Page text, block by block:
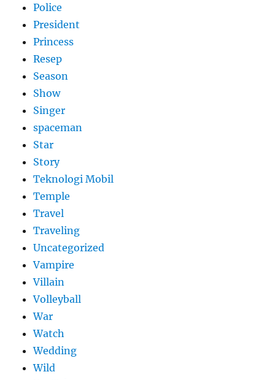
Police
President
Princess
Resep
Season
Show
Singer
spaceman
Star
Story
Teknologi Mobil
Temple
Travel
Traveling
Uncategorized
Vampire
Villain
Volleyball
War
Watch
Wedding
Wild